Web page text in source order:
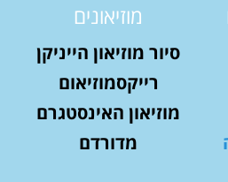
מוזיאונים
סיור מוזיאון הייניקן
רייקסמוזיאום
מוזיאון האינסטגרם
מדורדם